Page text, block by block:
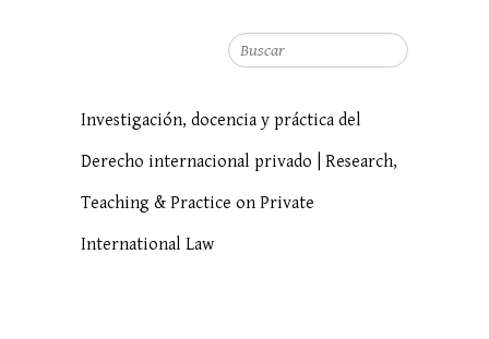
Buscar
Investigación, docencia y práctica del
Derecho internacional privado | Research,
Teaching & Practice on Private
International Law